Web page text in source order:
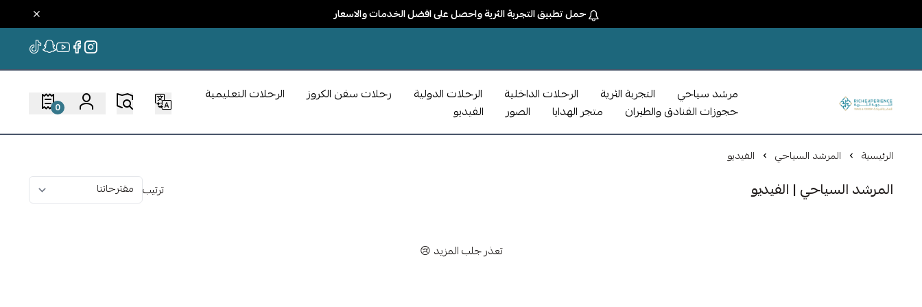
حمل تطبيق التجربة الثرية واحصل على افضل الخدمات والاسعار
مرشد سياحي التجربة الثرية الرحلات الداخلية الرحلات الدولية رحلات سفن الكروز
الرحلات التعليمية
حجوزات الفنادق والطيران
متجر الهدايا الصور الفيديو 0
الرئيسية المرشد السياحي الفيديو
المرشد السياحي | الفيديو ترتيب
تعذر جلب المزيد 😢